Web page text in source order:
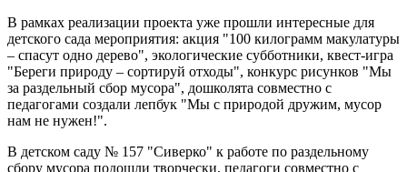
В рамках реализации проекта уже прошли интересные для
детского сада мероприятия: акция "100 килограмм макулатуры
– спасут одно дерево", экологические субботники, квест-игра
"Береги природу – сортируй отходы", конкурс рисунков "Мы
за раздельный сбор мусора", дошколята совместно с
педагогами создали лепбук "Мы с природой дружим, мусор
нам не нужен!".
В детском саду № 157 "Сиверко" к работе по раздельному
сбору мусора подошли творчески, педагоги совместно с